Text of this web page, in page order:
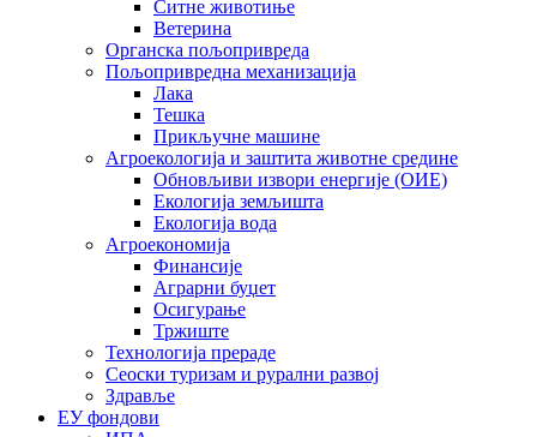
Ситне животиње
Ветерина
Органска пољопривреда
Пољопривредна механизација
Лака
Тешка
Прикључне машине
Агроекологија и заштита животне средине
Обновљиви извори енергије (ОИЕ)
Екологија земљишта
Екологија вода
Агроекономија
Финансије
Аграрни буџет
Осигурање
Тржиште
Технологија прераде
Сеоски туризам и рурални развој
Здравље
ЕУ фондови